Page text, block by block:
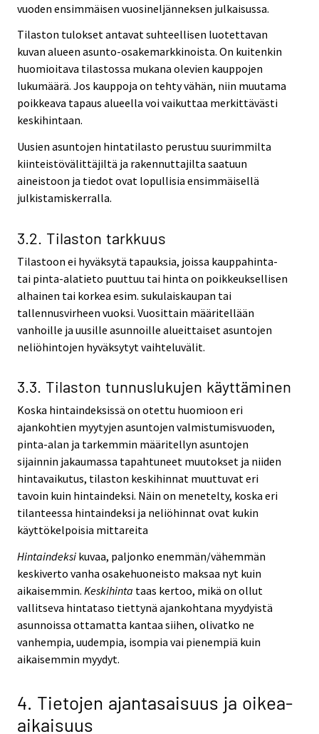
vuoden ensimmäisen vuosineljänneksen julkaisussa.
Tilaston tulokset antavat suhteellisen luotettavan
kuvan alueen asunto-osakemarkkinoista. On kuitenkin
huomioitava tilastossa mukana olevien kauppojen
lukumäärä. Jos kauppoja on tehty vähän, niin muutama
poikkeava tapaus alueella voi vaikuttaa merkittävästi
keskihintaan.
Uusien asuntojen hintatilasto perustuu suurimmilta
kiinteistövälittäjiltä ja rakennuttajilta saatuun
aineistoon ja tiedot ovat lopullisia ensimmäisellä
julkistamiskerralla.
3.2. Tilaston tarkkuus
Tilastoon ei hyväksytä tapauksia, joissa kauppahinta-
tai pinta-alatieto puuttuu tai hinta on poikkeuksellisen
alhainen tai korkea esim. sukulaiskaupan tai
tallennusvirheen vuoksi. Vuosittain määritellään
vanhoille ja uusille asunnoille alueittaiset asuntojen
neliöhintojen hyväksytyt vaihteluvälit.
3.3. Tilaston tunnuslukujen käyttäminen
Koska hintaindeksissä on otettu huomioon eri
ajankohtien myytyjen asuntojen valmistumisvuoden,
pinta-alan ja tarkemmin määritellyn asuntojen
sijainnin jakaumassa tapahtuneet muutokset ja niiden
hintavaikutus, tilaston keskihinnat muuttuvat eri
tavoin kuin hintaindeksi. Näin on menetelty, koska eri
tilanteessa hintaindeksi ja neliöhinnat ovat kukin
käyttökelpoisia mittareita
Hintaindeksi kuvaa, paljonko enemmän/vähemmän
keskiverto vanha osakehuoneisto maksaa nyt kuin
aikaisemmin. Keskihinta taas kertoo, mikä on ollut
vallitseva hintataso tiettynä ajankohtana myydyistä
asunnoissa ottamatta kantaa siihen, olivatko ne
vanhempia, uudempia, isompia vai pienempiä kuin
aikaisemmin myydyt.
4. Tietojen ajantasaisuus ja oikea-
aikaisuus